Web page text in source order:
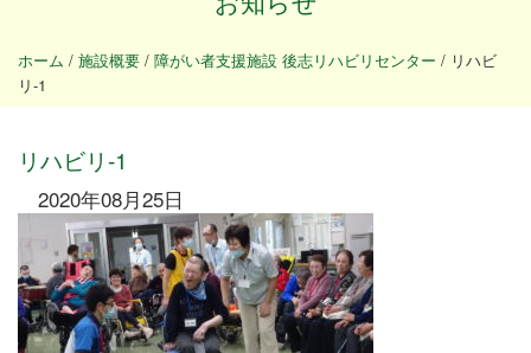
ホーム / 施設概要 / 障がい者支援施設 後志リハビリセンター / リハビ
リ-1
リハビリ-1
2020年08月25日